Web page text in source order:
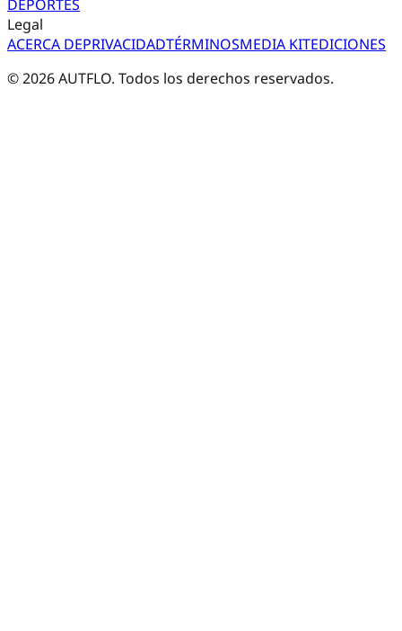
DEPORTES
Legal
ACERCA DEPRIVACIDADTÉRMINOSMEDIA KITEDICIONES
©2026AUTFLO. Todos los derechos reservados.